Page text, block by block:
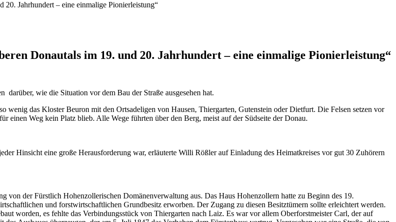
Jahrhundert – eine einmalige Pionierleistung“
Donautals im 19. und 20. Jahrhundert – eine einmalige Pionierleistung“
wie die Situation vor dem Bau der Straße ausgesehen hat.
das Kloster Beuron mit den Ortsadeligen von Hausen, Thiergarten, Gutenstein oder Dietfurt. Die Felsen setzen vor
einen Weg kein Platz blieb. Alle Wege führten über den Berg, meist auf der Südseite der Donau.
Hinsicht eine große Herausforderung war, erläuterte Willi Rößler auf Einladung des Heimatkreises vor gut 30 Zuhörern
der Fürstlich Hohenzollerischen Domänenverwaltung aus. Das Haus Hohenzollern hatte zu Beginn des 19.
und forstwirtschaftlichen Grundbesitz erworben. Der Zugang zu diesen Besitztümern sollte erleichtert werden.
worden, es fehlte das Verbindungsstück von Thiergarten nach Laiz. Es war vor allem Oberforstmeister Carl, der auf